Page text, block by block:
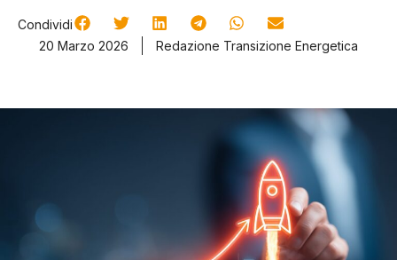
Condividi
20 Marzo 2026
Redazione Transizione Energetica